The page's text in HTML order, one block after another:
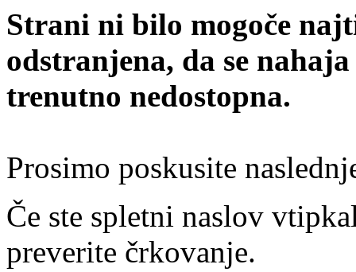
Strani ni bilo mogoče
odstranjena, da se
trenutno nedostopna.
Prosimo poskusite
Če ste spletni naslov
preverite črkovanje.